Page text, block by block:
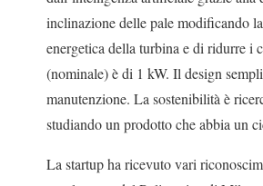
inclinazione delle pale modificando
energetica della turbina e di ridurre i
(nominale) è di 1 kW. Il design
manutenzione. La sostenibilità è
studiando un prodotto che abbia un
La startup ha ricevuto vari